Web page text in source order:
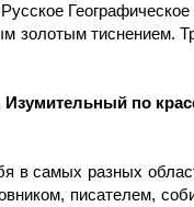
золотым
по
в самых разных
писателем,